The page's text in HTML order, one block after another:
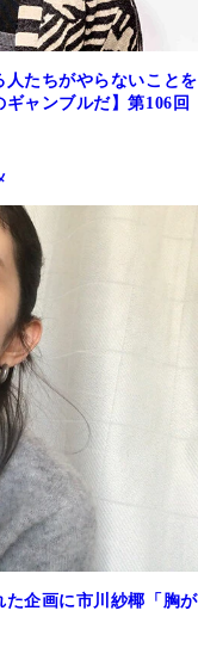
たちがやらないことを
ャンブルだ】第106回
た企画に市川紗椰「胸が